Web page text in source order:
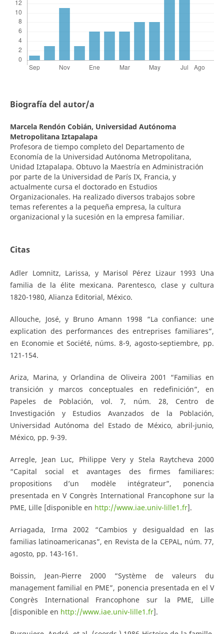
Biografía del autor/a
Marcela Rendón Cobián, Universidad Autónoma
Metropolitana Iztapalapa
Profesora de tiempo completo del Departamento de
Economía de la Universidad Autónoma Metropolitana,
Unidad Iztapalapa. Obtuvo la Maestría en Administración
por parte de la Universidad de París IX, Francia, y
actualmente cursa el doctorado en Estudios
Organizacionales. Ha realizado diversos trabajos sobre
temas referentes a la pequeña empresa, la cultura
organizacional y la sucesión en la empresa familiar.
Citas
Adler Lomnitz, Larissa, y Marisol Pérez Lizaur 1993 Una
familia de la élite mexicana. Parentesco, clase y cultura
1820-1980, Alianza Editorial, México.
Allouche, José, y Bruno Amann 1998 “La confiance: une
explication des performances des entreprises familiares”,
en Economie et Société, núms. 8-9, agosto-septiembre, pp.
121-154.
Ariza, Marina, y Orlandina de Oliveira 2001 “Familias en
transición y marcos conceptuales en redefinición”, en
Papeles de Población, vol. 7, núm. 28, Centro de
Investigación y Estudios Avanzados de la Población,
Universidad Autónoma del Estado de México, abril-junio,
México, pp. 9-39.
Arregle, Jean Luc, Philippe Very y Stela Raytcheva 2000
“Capital social et avantages des firmes familiares:
propositions d’un modèle intégrateur”, ponencia
presentada en V Congrès International Francophone sur la
PME, Lille [disponible en http://www.iae.univ-lille1.fr].
Arriagada, Irma 2002 “Cambios y desigualdad en las
familias latinoamericanas”, en Revista de la CEPAL, núm. 77,
agosto, pp. 143-161.
Boissin, Jean-Pierre 2000 “Système de valeurs du
management familial en PME”, ponencia presentada en el V
Congrès International Francophone sur la PME, Lille
[disponible en http://www.iae.univ-lille1.fr].